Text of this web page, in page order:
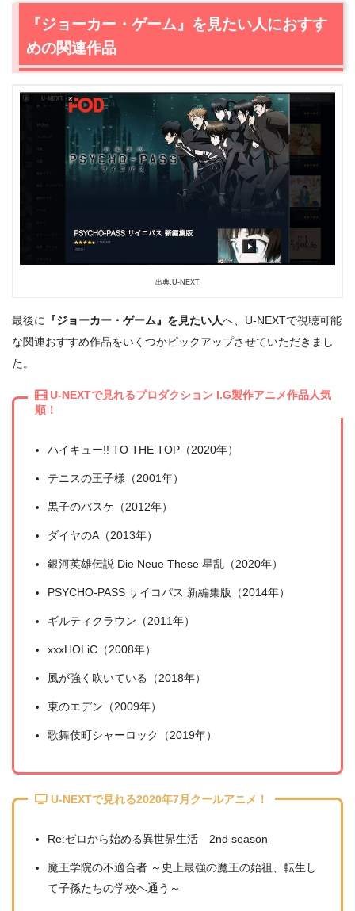
＼＼31日間無料!!お試し解約もOK／／
今すぐ無料でU-NEXTで見る
＼＼31日間無料!!お試し解約もOK／／
今すぐ無料でU-NEXTで見る
『ジョーカー・ゲーム』を見たい人におすす
めの関連作品
出典:U-NEXT
最後に 『ジョーカー・ゲーム』を見たい人へ、U-NEXTで視聴可能
な関連おすすめ作品をいくつかピックアップさせていただきまし
た。
U-NEXTで見れるプロダクション I.G製作アニメ作品人気
順！
ハイキュー!! TO THE TOP（2020年）
テニスの王子様（2001年）
黒子のバスケ（2012年）
ダイヤのA（2013年）
銀河英雄伝説 Die Neue These 星乱（2020年）
PSYCHO-PASS サイコパス 新編集版（2014年）
ギルティクラウン（2011年）
xxxHOLiC（2008年）
風が強く吹いている（2018年）
東のエデン（2009年）
歌舞伎町シャーロック（2019年）
U-NEXTで見れる2020年7月クールアニメ！
Re:ゼロから始める異世界生活 2nd season
魔王学院の不適合者 ～史上最強の魔王の始祖、転生し
て子孫たちの学校へ通う～